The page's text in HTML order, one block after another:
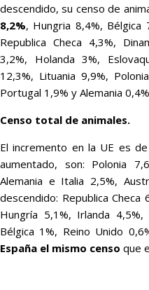
descendido, su censo de
8,2%, Hungria 8,4%, Bélgica
Republica Checa 4,3%,
3,2%, Holanda 3%,
12,3%, Lituania 9,9%,
Portugal 1,9% y Alemania
Censo total de animales.
El incremento en la UE es de
aumentado, son: Polonia
Alemania e Italia 2,5%,
descendido: Republica Checa
Hungría 5,1%, Irlanda
Bélgica 1%, Reino Unido
España el mismo censo que